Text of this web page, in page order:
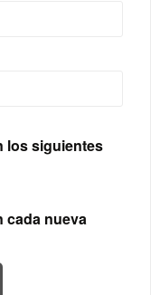
los siguientes
cada nueva